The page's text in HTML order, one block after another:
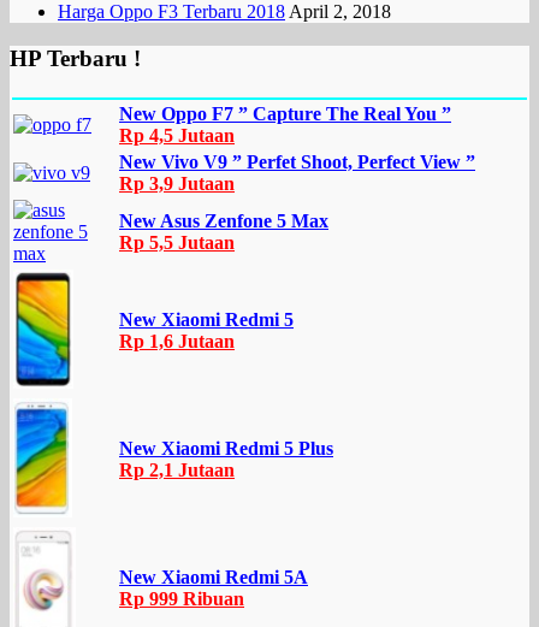
Harga Oppo F3 Terbaru 2018 April 2, 2018
HP Terbaru !
New Oppo F7 ” Capture The Real You ”
Rp 4,5 Jutaan
New Vivo V9 ” Perfet Shoot, Perfect View ”
Rp 3,9 Jutaan
New Asus Zenfone 5 Max
Rp 5,5 Jutaan
New Xiaomi Redmi 5
Rp 1,6 Jutaan
New Xiaomi Redmi 5 Plus
Rp 2,1 Jutaan
New Xiaomi Redmi 5A
Rp 999 Ribuan